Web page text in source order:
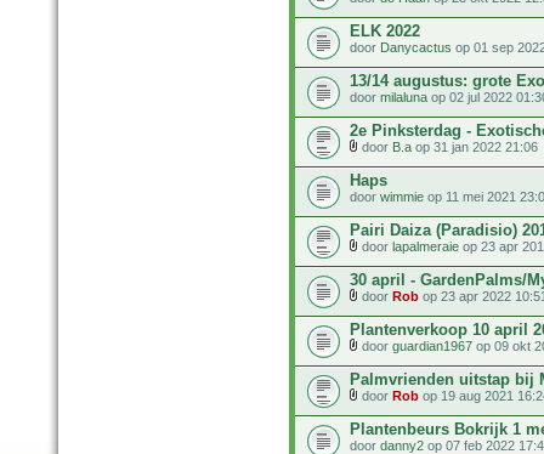
ELK 2022
door Danycactus op 01 sep
13/14 augustus: grote
door milaluna op 02 jul 2022
2e Pinksterdag -
door B.a op 31 jan 2022 21:06
Haps
door wimmie op 11 mei 2021
Pairi Daiza (Paradisio)
door lapalmeraie op 23 apr
30 april - GardenPalms/
door Rob op 23 apr 2022
Plantenverkoop 10 april
door guardian1967 op 09 okt
Palmvrienden uitstap bij
door Rob op 19 aug 2021
Plantenbeurs Bokrijk 1
door danny2 op 07 feb 2022